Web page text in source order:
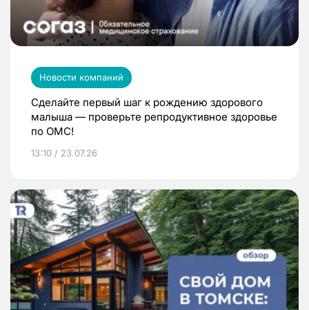
Новости компаний
Сделайте первый шаг к рождению здорового
малыша — проверьте репродуктивное здоровье
по ОМС!
13:10 / 23.07.26